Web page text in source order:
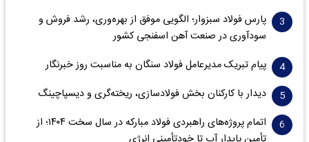
پارس فولاد سبزوار؛ الگویی موفق از بهره‌وری، رشد فروش و
سود‌آوری در صنعت آهن اسفنجی کشور
پیام تبریک مدیرعامل فولاد سنگان به مناسبت روز خبرنگار
دیدار با کارکنان بخش فولادسازی، ریخته‌گری و دیسپاچینگ
اتمام پروژه‌های راهبردی فولاد مبارکه در سال سخت ۱۴۰۴؛ از